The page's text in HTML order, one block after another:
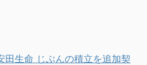
田生命 じぶんの積立を追加契